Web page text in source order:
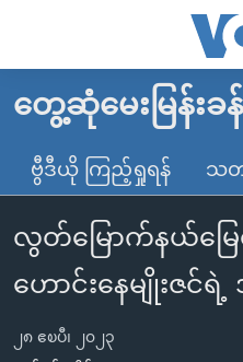
လွယ်ကူ
သည့်
များ
ပင်မ
သို့
မူလစာမျက်နှာ
မြန်မာ
ကမ္ဘာ့သတင်းများ
နိုင်ငံတကာ
အမေရိကန်
အစ္စရေး-ပါလက်စတိုင်း
ဗွီဒီယို
သတင်းလွတ်လပ်ခွင့်
ရပ်ဝန်းတခု လမ်းတခု အလွန်
အင်္ဂလိပ်စာလေ့လာမယ်
တွေ့ဆုံမေးမြန်းခန်
ဗွီဒီယို ကြည့်ရှုရန် သတ
လွတ်မြောက်နယ်မြ
ဟောင်းနေမျိုးဇ
၂၈ ဧၿပီ၊ ၂၀၂၃